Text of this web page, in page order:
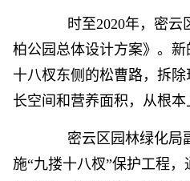
时至2020年，密云
柏公园总体设计方案》。
十八杈东侧的松曹路，拆
长空间和营养面积，从根本
密云区园林绿化局
施“九搂十八杈”保护工程